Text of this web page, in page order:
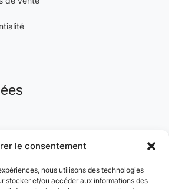
le consentement
nous utilisons des technologies
stocker et/ou accéder aux informations des
95870 Bezons, France